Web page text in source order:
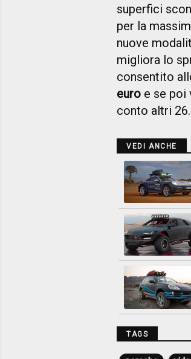
superfici
per la
nuove
migliora lo
consentito
euro e se poi
conto altri
VEDI ANCHE
TAGS